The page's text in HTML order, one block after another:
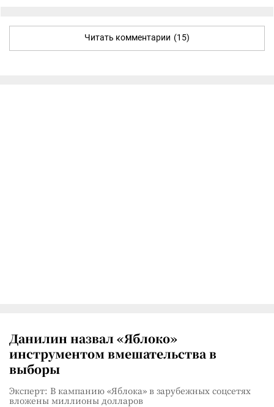
Читать комментарии (15)
Данилин назвал «Яблоко»
инструментом вмешательства в
выборы
Эксперт: В кампанию «Яблока» в зарубежных соцсетях
вложены миллионы долларов